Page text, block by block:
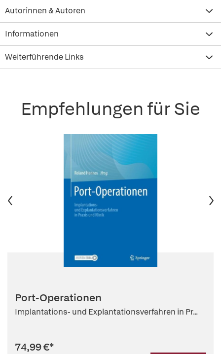
Autorinnen & Autoren
Informationen
Weiterführende Links
Empfehlungen für Sie
Port-Operationen
Implantations- und Explantationsverfahren in Pr...
74,99 €*